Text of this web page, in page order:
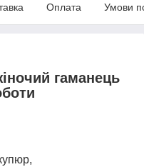
Оплата Умови
гаманець